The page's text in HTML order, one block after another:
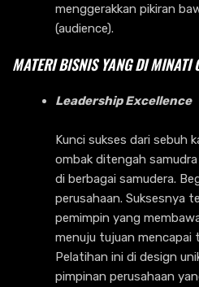
menggerakkan pikiran
(audience).
MATERI BISNIS YANG DI MINATI
Leadership Excellence
Kunci sukses dari sebuh
ombak ditengah
di berbagai samudera.
perusahaan. Suksesnya
pemimpin yang
menuju tujuan mencapai
Pelatihan ini di design
pimpinan perusahaan